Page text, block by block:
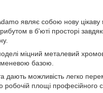
являє собою нову
в б'юті просторі
міцний металевий
базою.
дають можливість легко
робочій площі професійного